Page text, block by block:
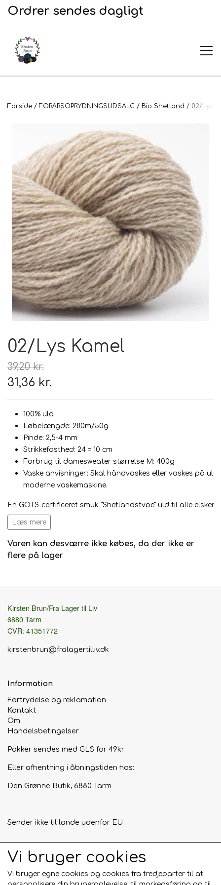
Ordrer sendes dagligt
UDSALG
Garn og opskrifter
Garn
Opskrifter
Broderi
2. Sortering
Stof til broderi
Plejeprodukter
Hårpleje
Hudpleje
Til uld
Tilbehør
Hanke - restparti
Tyngdefyld af genbrugsplast
Uldpleje
Strikketid
Gavekort
Forside FORÅRSOPRYDNINGSUDSALG Bio Shetland 02/Lys
02/Lys Kamel
39,20 kr.
31,36 kr.
100% uld
Løbelængde: 280m/50g
Pinde: 2,5-4 mm
Strikkefasthed: 24 = 10 cm
Forbrug til damesweater størrelse M: 400g
Vaske anvisninger: Skal håndvaskes eller vaskes på
moderne vaskemaskine.
En GOTS-certificeret smuk "Shetlandstype" uld til alle elskere
flerfarvestrik og vidunderlige uldne trøjer, jakker, plaider og
kaldes "Shetlandstype" og ikke Shetlandsuld, da garnet ikke
Shetlandsøerne, da der her ikke er nogen GOTS-
organiske Shetlandstype ser dog nøjagtig ligesådan ud,
færdige arbejde et superlækkert udtryk. Bio Shetland er
børne- og voksenstrik, strukturstrik, lace og fair-isle. Bio
også bruges på strikkemaskinen og i væven.
vasker skånsomt nok, ved kun at vaske din strikkeprøve til
kommer fra gårde i Sydamerika, hvor der ikke anvendes
spindes og farves i Tyrkiet.
Læs mere
Varen kan desværre ikke købes, da der ikke er
flere på lager
Kirsten Brun/Fra Lager til Liv
6880 Tarm
CVR: 41351772
kirstenbrun@fralagertilliv.dk
Information
Fortrydelse og reklamation
Kontakt
Om
Handelsbetingelser
Pakker sendes med GLS for 49kr
Eller afhentning i åbningstiden hos:
Den Grønne Butik, 6880 Tarm
Sender ikke til lande udenfor EU
Tilmeld mig nyhedsbrevet
Tilmeld
Vi bruger cookies
Vi bruger egne cookies og cookies fra tredjeparter til at